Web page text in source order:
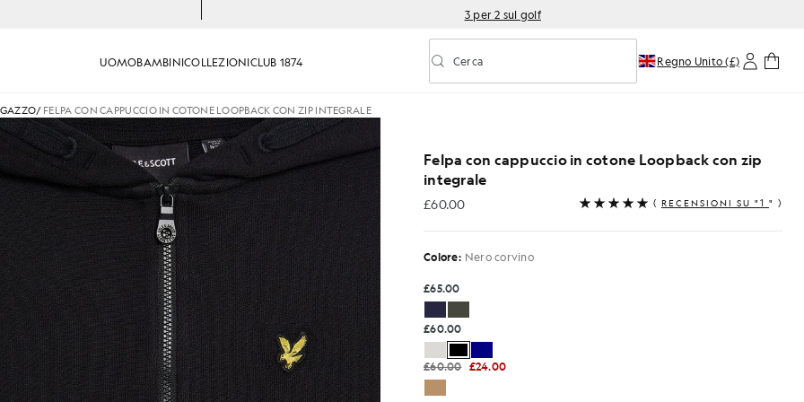
3 per 2 sul golf
UOMOBAMBINICOLLEZIONICLUB 1874 Attiva/disattiva la ricerca predittiva
Cerca Regno Unito (£)
/ FELPA CON CAPPUCCIO IN COTONE LOOPBACK CON ZIP INTEGRALE
in cotone Loopback con zip integrale, colore nero corvino
Ragazzo con felpa con cappuccio in cotone Loopback con zip integrale, colore nero
Felpa con cappuccio in cotone Loopback con zip
integrale
£60.00
£60.00 ( RECENSIONI SU "1 " )
Colore: Nero corvino
£65.00
£60.00
£60.00 £24.00